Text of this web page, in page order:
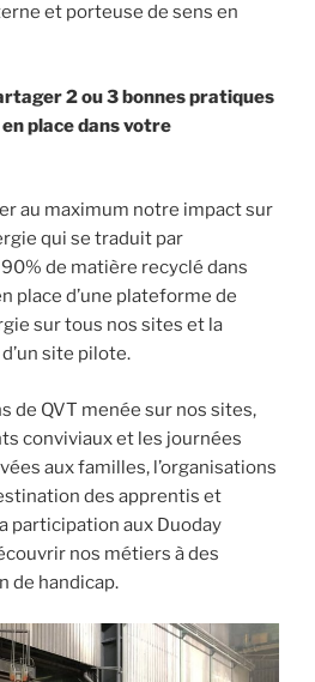
et porteuse de sens en
2 ou 3 bonnes pratiques
place dans votre
au maximum notre impact sur
qui se traduit par
de matière recyclé dans
place d’une plateforme de
sur tous nos sites et la
site pilote.
de QVT menée sur nos sites,
conviviaux et les journées
aux familles, l’organisations
des apprentis et
participation aux Duoday
nos métiers à des
de handicap.